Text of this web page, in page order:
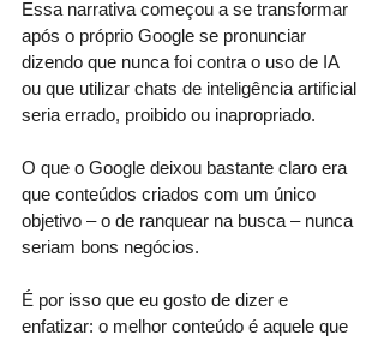
Essa narrativa começou a se transformar
após o próprio Google se pronunciar
dizendo que nunca foi contra o uso de IA
ou que utilizar chats de inteligência artificial
seria errado, proibido ou inapropriado.
O que o Google deixou bastante claro era
que conteúdos criados com um único
objetivo – o de ranquear na busca – nunca
seriam bons negócios.
É por isso que eu gosto de dizer e
enfatizar: o melhor conteúdo é aquele que